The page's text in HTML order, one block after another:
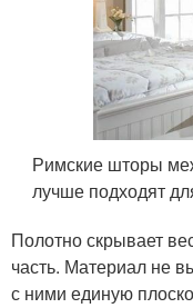
Римские шторы
лучше подходят
Полотно скрывает
часть. Материал не
с ними единую